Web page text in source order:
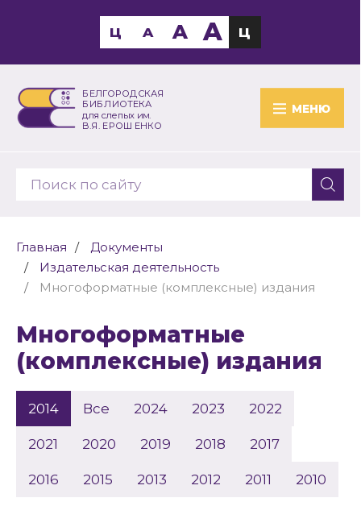
БЕЛГОРОДСКАЯ
БИБЛИОТЕКА
для слепых им.
В.Я. ЕРОШЕНКО
МЕНЮ
Ц A A A Ц
Главная
Документы
Издательская деятельность
Многоформатные (комплексные) издания
Многоформатные
(комплексные) издания
Все 2024 2023 2022
2021 2020 2019 2018 2017
2016 2015
2014
2013 2012 2011 2010